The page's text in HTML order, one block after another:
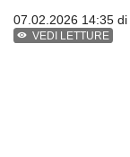
07.02.2026 14:35 di
VEDI LETTURE